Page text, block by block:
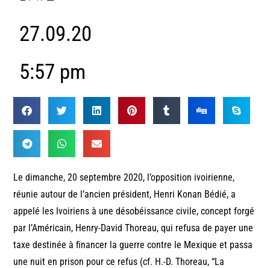
27.09.20
5:57 pm
Le dimanche, 20 septembre 2020, l’opposition ivoirienne,
réunie autour de l’ancien président, Henri Konan Bédié, a
appelé les Ivoiriens à une désobéissance civile, concept forgé
par l’Américain, Henry-David Thoreau, qui refusa de payer une
taxe destinée à financer la guerre contre le Mexique et passa
une nuit en prison pour ce refus (cf. H.-D. Thoreau, “La